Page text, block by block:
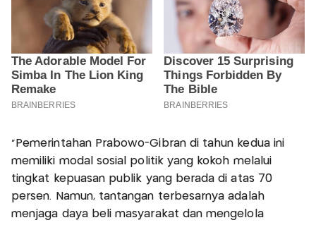
“Pemerintahan Prabowo-Gibran di tahun kedua ini
memiliki modal sosial politik yang kokoh melalui
tingkat kepuasan publik yang berada di atas 70
persen. Namun, tantangan terbesarnya adalah
menjaga daya beli masyarakat dan mengelola